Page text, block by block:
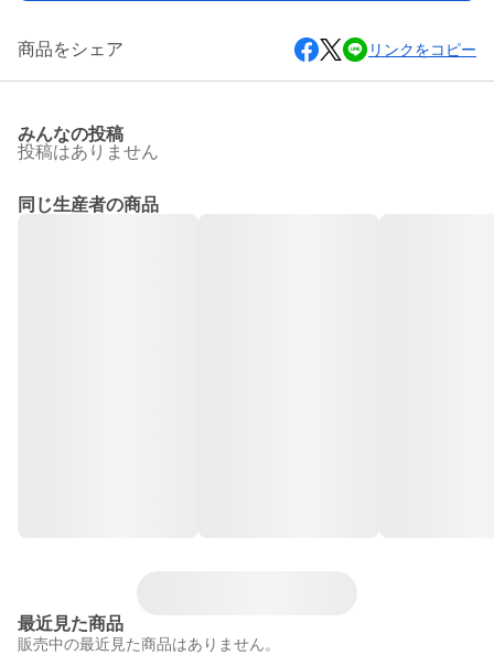
商品をシェア リンクをコピー
みんなの投稿
投稿はありません
同じ生産者の商品
最近見た商品
販売中の最近見た商品はありません。